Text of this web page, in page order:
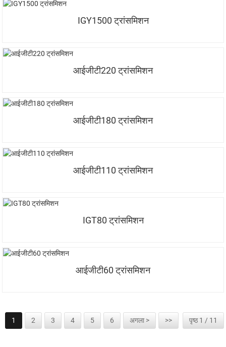
IGY1500 ट्रांसमिशन
आईजीटी220 ट्रांसमिशन
आईजीटी180 ट्रांसमिशन
आईजीटी110 ट्रांसमिशन
IGT80 ट्रांसमिशन
आईजीटी60 ट्रांसमिशन
1 2 3 4 5 6 अगला > >> पृष्ठ 1 / 11